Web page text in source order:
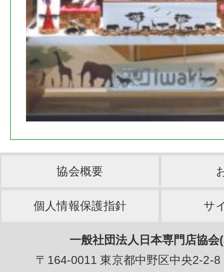
協会概要
個人情報保護指針 サ
一般社団法人日本専門店協
〒164-0011 東京都中野区中央2-2-